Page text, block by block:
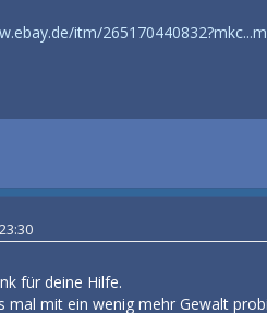
itm/
für deine Hilfe.
mal mit ein wenig mehr Gewalt